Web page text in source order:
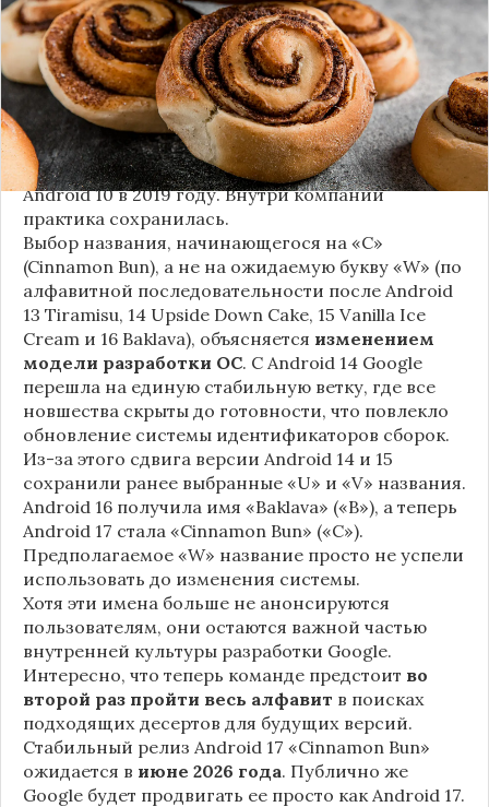
названием«Cinnamon Bun»(«Булочка с
корицей»).
Это решение продолжает знаменитую традицию
Google называть версии Android в честь
сладостей и десертов (Cupcake, Donut, KitKat и
т.д.), хотя компанияпрекратила публично
использовать эти именас момента выхода
Android 10 в 2019 году. Внутри компании
практика сохранилась.
Выбор названия, начинающегося на «C»
(Cinnamon Bun), а не на ожидаемую букву «W» (по
алфавитной последовательности после Android
13 Tiramisu, 14 Upside Down Cake, 15 Vanilla Ice
Cream и 16 Baklava), объясняется изменением
модели разработки ОС. С Android 14 Google
перешла на единую стабильную ветку, где все
новшества скрыты до готовности, что повлекло
обновление системы идентификаторов сборок.
Из-за этого сдвига версии Android 14 и 15
сохранили ранее выбранные «U» и «V» названия.
Android 16 получила имя «Baklava» («B»), а теперь
Android 17 стала «Cinnamon Bun» («C»).
Предполагаемое «W» название просто не успели
использовать до изменения системы.
Хотя эти имена больше не анонсируются
пользователям, они остаются важной частью
внутренней культуры разработки Google.
Интересно, что теперь команде предстоит во
второй раз пройти весь алфавит в поисках
подходящих десертов для будущих версий.
Стабильный релиз Android 17 «Cinnamon Bun»
ожидается в июне 2026 года. Публично же
Google будет продвигать ее просто как Android 17.